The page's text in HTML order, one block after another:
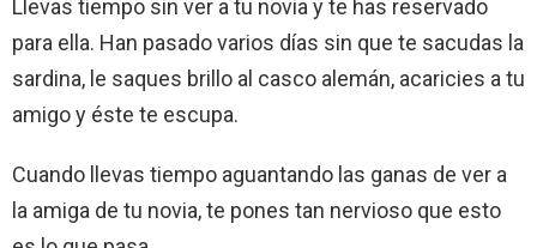
Llevas tiempo sin ver a tu novia y te has reservado
para ella. Han pasado varios días sin que te sacudas la
sardina, le saques brillo al casco alemán, acaricies a tu
amigo y éste te escupa.
Cuando llevas tiempo aguantando las ganas de ver a
la amiga de tu novia, te pones tan nervioso que esto